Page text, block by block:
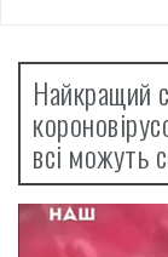
Найкращий
всі можуть
Відеопрогравач